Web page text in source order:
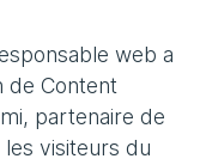
web a
de Content
partenaire de
visiteurs du